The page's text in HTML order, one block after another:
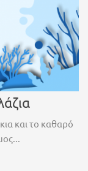
και το καθαρό